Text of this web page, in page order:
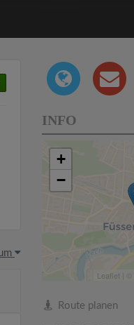
INFO
+
−
Leaflet | ©
Route planen